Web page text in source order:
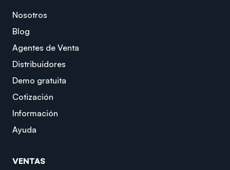
Nosotros
Blog
Agentes de Venta
Distribuidores
Demo gratuita
Cotización
Información
Ayuda
VENTAS